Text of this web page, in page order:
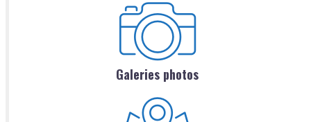
Galeries photos